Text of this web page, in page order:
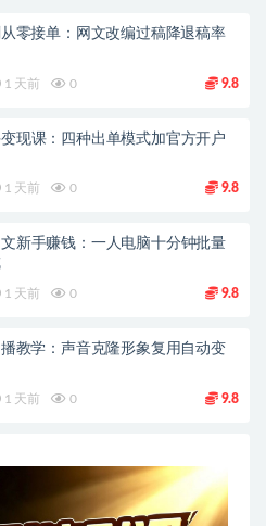
零接单：网文改编过稿降退稿率
1 天前 0 9.8
现课：四种出单模式加官方开户
1 天前 0 9.8
新手赚钱：一人电脑十分钟批量
1 天前 0 9.8
教学：声音克隆形象复用自动变
1 天前 0 9.8